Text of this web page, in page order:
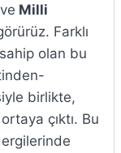
ve Milli
Farklı
olan bu
birlikte,
çıktı. Bu